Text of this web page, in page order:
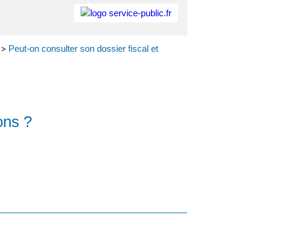
> Peut-on consulter son dossier fiscal et
?